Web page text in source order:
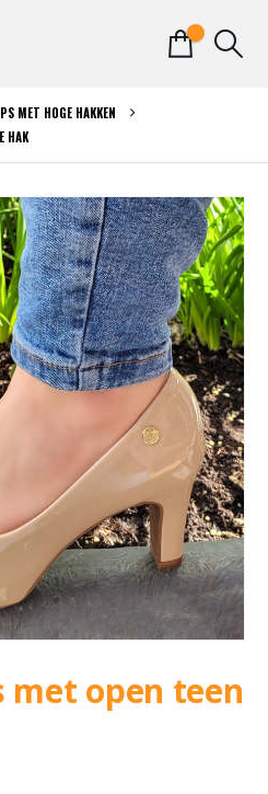
MET HOGE HAKKEN
HAK
met open teen